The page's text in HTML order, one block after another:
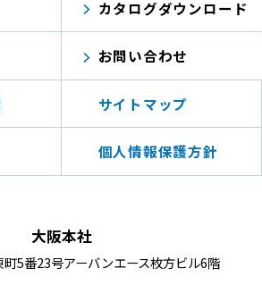
カタログダウンロード
お問い合わせ
サイトマップ
個人情報保護方針
大阪本社
5番23号アーバンエース枚方ビル6階